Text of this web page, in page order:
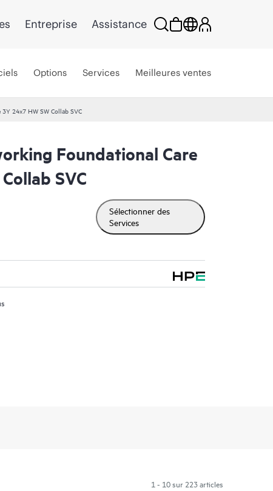
Entreprise Assistance
Options Services Meilleures ventes
24x7 HW SW Collab SVC
Foundational Care
SVC
Sélectionner des
Services
1 - 10 sur 223 articles